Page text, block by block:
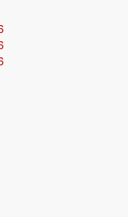
Đại Trạch Thổ -
nạp âm
mụ
- Danh vọng, công